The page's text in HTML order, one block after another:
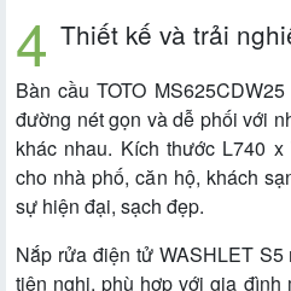
Thiết kế và trải
Bàn cầu TOTO
đường nét gọn và dễ phối với
khác nhau. Kích thước L740
cho nhà phố, căn hộ, khách
sự hiện đại, sạch đẹp.
Nắp rửa điện tử WASHLET
tiện nghi, phù hợp với gia đình